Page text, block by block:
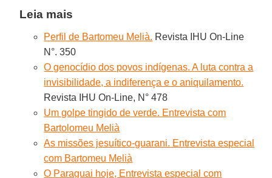
Leia mais
Perfil de Bartomeu Melià. Revista IHU On-Line
N°. 350
O genocídio dos povos indígenas. A luta contra a
invisibilidade, a indiferença e o aniquilamento.
Revista IHU On-Line, N° 478
Um golpe tingido de verde. Entrevista com
Bartolomeu Melià
As missões jesuítico-guarani. Entrevista especial
com Bartomeu Melià
O Paraguai hoje, Entrevista especial com